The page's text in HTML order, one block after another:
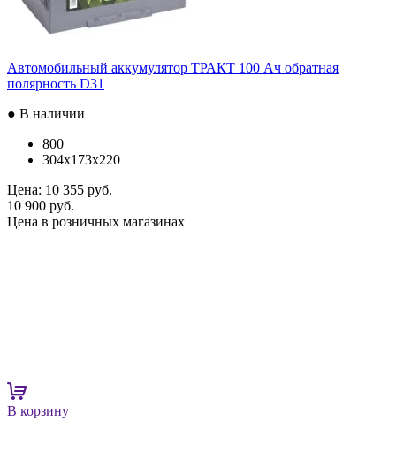
Автомобильный аккумулятор ТРАКТ 100 Ач обратная
полярность D31
● В наличии
800
304x173x220
Цена: 10 355 руб.
10 900 руб.
Цена в розничных магазинах
В корзину